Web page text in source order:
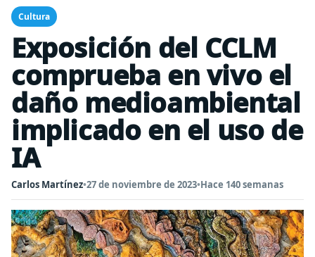
Cultura
Exposición del CCLM
comprueba en vivo el
daño medioambiental
implicado en el uso de
IA
Carlos Martínez•27 de noviembre de 2023•Hace 140 semanas